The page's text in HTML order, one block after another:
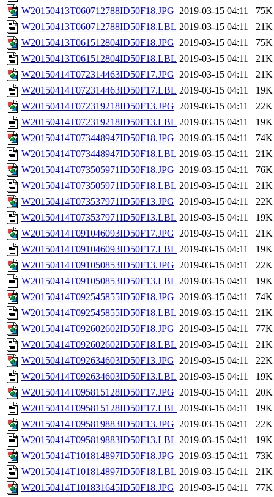
W20150413T060712788ID50F18.JPG 2019-03-15 04:11
75K
W20150413T060712788ID50F18.LBL 2019-03-15 04:11
21K
W20150413T061512804ID50F18.JPG 2019-03-15 04:11
75K
W20150413T061512804ID50F18.LBL 2019-03-15 04:11
21K
W20150414T072314463ID50F17.JPG 2019-03-15 04:11
21K
W20150414T072314463ID50F17.LBL 2019-03-15 04:11
19K
W20150414T072319218ID50F13.JPG 2019-03-15 04:11
22K
W20150414T072319218ID50F13.LBL 2019-03-15 04:11
19K
W20150414T073448947ID50F18.JPG 2019-03-15 04:11
74K
W20150414T073448947ID50F18.LBL 2019-03-15 04:11
21K
W20150414T073505971ID50F18.JPG 2019-03-15 04:11
76K
W20150414T073505971ID50F18.LBL 2019-03-15 04:11
21K
W20150414T073537971ID50F13.JPG 2019-03-15 04:11
22K
W20150414T073537971ID50F13.LBL 2019-03-15 04:11
19K
W20150414T091046093ID50F17.JPG 2019-03-15 04:11
21K
W20150414T091046093ID50F17.LBL 2019-03-15 04:11
19K
W20150414T091050853ID50F13.JPG 2019-03-15 04:11
22K
W20150414T091050853ID50F13.LBL 2019-03-15 04:11
19K
W20150414T092545855ID50F18.JPG 2019-03-15 04:11
74K
W20150414T092545855ID50F18.LBL 2019-03-15 04:11
21K
W20150414T092602602ID50F18.JPG 2019-03-15 04:11
77K
W20150414T092602602ID50F18.LBL 2019-03-15 04:11
21K
W20150414T092634603ID50F13.JPG 2019-03-15 04:11
22K
W20150414T092634603ID50F13.LBL 2019-03-15 04:11
19K
W20150414T095815128ID50F17.JPG 2019-03-15 04:11
20K
W20150414T095815128ID50F17.LBL 2019-03-15 04:11
19K
W20150414T095819883ID50F13.JPG 2019-03-15 04:11
22K
W20150414T095819883ID50F13.LBL 2019-03-15 04:11
19K
W20150414T101814897ID50F18.JPG 2019-03-15 04:11
73K
W20150414T101814897ID50F18.LBL 2019-03-15 04:11
21K
W20150414T101831645ID50F18.JPG 2019-03-15 04:11
77K